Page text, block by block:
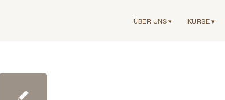
ÜBER UNS ▾ KURSE ▾